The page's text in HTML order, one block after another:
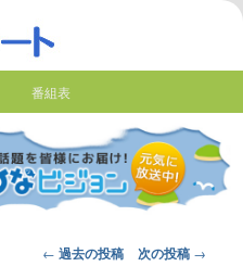
番組表
Post
← 過去の投稿 次の投稿 →